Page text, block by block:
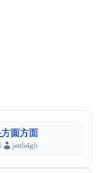
面方面
jettleigh